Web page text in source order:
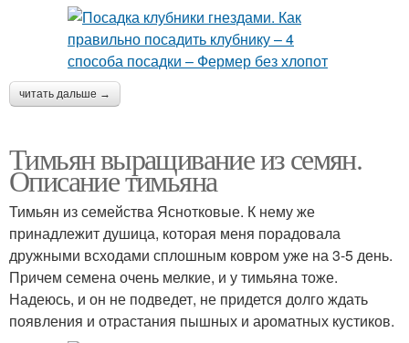
читать дальше →
Тимьян выращивание из семян.
Описание тимьяна
Тимьян из семейства Яснотковые. К нему же
принадлежит душица, которая меня порадовала
дружными всходами сплошным ковром уже на 3-5 день.
Причем семена очень мелкие, и у тимьяна тоже.
Надеюсь, и он не подведет, не придется долго ждать
появления и отрастания пышных и ароматных кустиков.